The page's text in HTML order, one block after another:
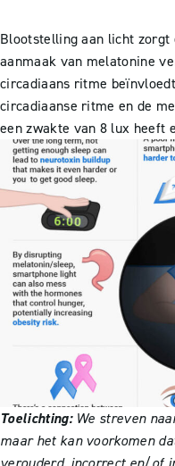
Blootstelling aan licht zorgt
aanmaak van melatonine
circadiaans ritme
circadiaanse ritme en de
een zwakte van 8 lux heeft
Toelichting: We streven
maar het kan voorkomen